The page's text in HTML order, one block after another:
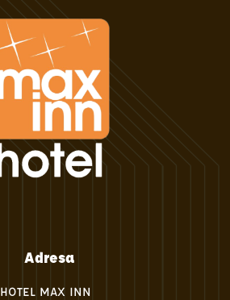
Adresa
HOTEL MAX INN